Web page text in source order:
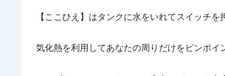
【ここひえ】はタンクに水をいれてスイッチを
気化熱を利用してあなたの周りだけをピンポイ